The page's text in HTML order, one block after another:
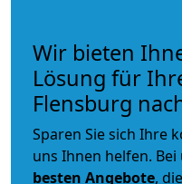
Wir bieten
Lösung für
Flensburg
Sparen Sie sich Ihre
uns Ihnen helfen.
besten Angebote,